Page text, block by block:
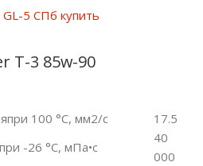
5 СПб купить
T-3 85w-90
100 °С, мм2/с
17.5
-26 °С, мПа•с
40
000